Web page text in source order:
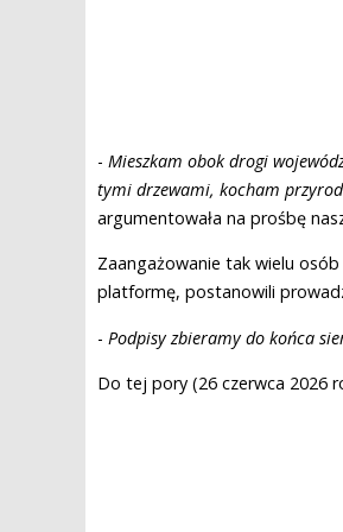
- Mieszkam obok drogi
tymi drzewami, kocham
argumentowała na prośbę
Zaangażowanie tak wielu
platformę, postanowili
- Podpisy zbieramy do końca
Do tej pory (26 czerwca 2026